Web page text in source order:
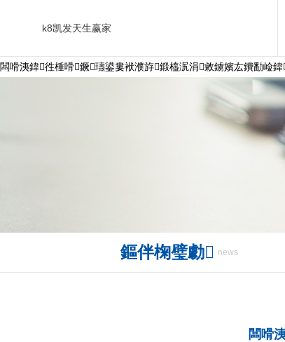
闆嗗洟鍏徃棰嗗鐝瓙鍙婁袱濮斿鍛橀泦涓敹鐪嬪厷鐨勫崄
k8凯发天生赢家
鏂伴椈璧勮 news
闆嗗